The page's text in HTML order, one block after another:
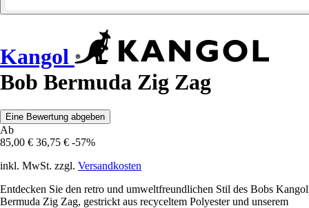
Kangol
Bob Bermuda Zig Zag
Eine Bewertung abgeben
Ab
85,00 € 36,75 € -57%
inkl. MwSt. zzgl. Versandkosten
Entdecken Sie den retro und umweltfreundlichen Stil des Bobs Kangol
Bermuda Zig Zag, gestrickt aus recyceltem Polyester und unserem